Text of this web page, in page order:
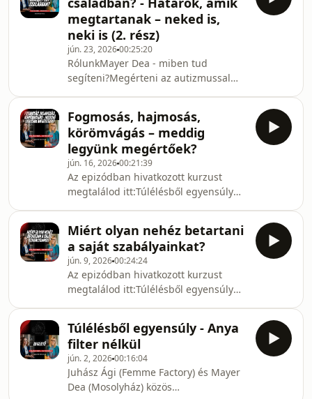
vagy az iskolai/óvodai k
a munkába való
visszatérésig.Segítséget találni a
belső feszültségek kezelésében –
amikor túlterheltnek érzed magad,
bűntudatod van, vagy azt érzed, már
nem úgy reagálsz, ahogy
szeretnél.Támogatást kapni a
változások idején – legyen szó
megtartanak – neked is,
neki is (2. rész)
jún. 23, 202600:25:20
RólunkMayer Dea - miben tud
segíteni?Megérteni az autizmussal
dühkitörések, túlterhelődés vagy
visszahúzódás mögött.Segítséget
találni a nehéz mindennapi
helyzetekben – például átmeneteknél,
szabályoknál, testvérkonfliktusoknál
vagy az iskolai/óvodai
kihívásoknál.Gyakorlati eszközöket
találni a mindennapokra – amelyek
segíthetnek csökkenteni a f
Fogmosás, hajmosás,
körömvágás – meddig
legyünk megértőek?
jún. 16, 202600:21:39
Az epizódban hivatkozott kurzust
megtalálod itt:Túlélésből egyensúly
- miben tud segíteni?Megérteni az
autizmussal vagy ADHD-val élő
gyermek viselkedését – mi állhat a
dühkitörések, túlterhelődés vagy
visszahúzódás mögött.Segítséget
találni a nehéz mindennapi
helyzetekben – például átmeneteknél,
szabályoknál, testvérkonfliktusoknál
Miért olyan nehéz betartani
a saját szabályainkat?
jún. 9, 202600:24:24
Az epizódban hivatkozott kurzust
megtalálod itt:Túlélésből egyensúly
- miben tud segíteni?Megérteni az
autizmussal vagy ADHD-val élő
gyermek viselkedését – mi állhat a
dühkitörések, túlterhelődés vagy
visszahúzódás mögött.Segítséget
Túlélésből egyensúly - Anya
filter nélkül
jún. 2, 202600:16:04
Juhász Ági (Femme Factory) és Mayer
Dea (Mosolyház) közös